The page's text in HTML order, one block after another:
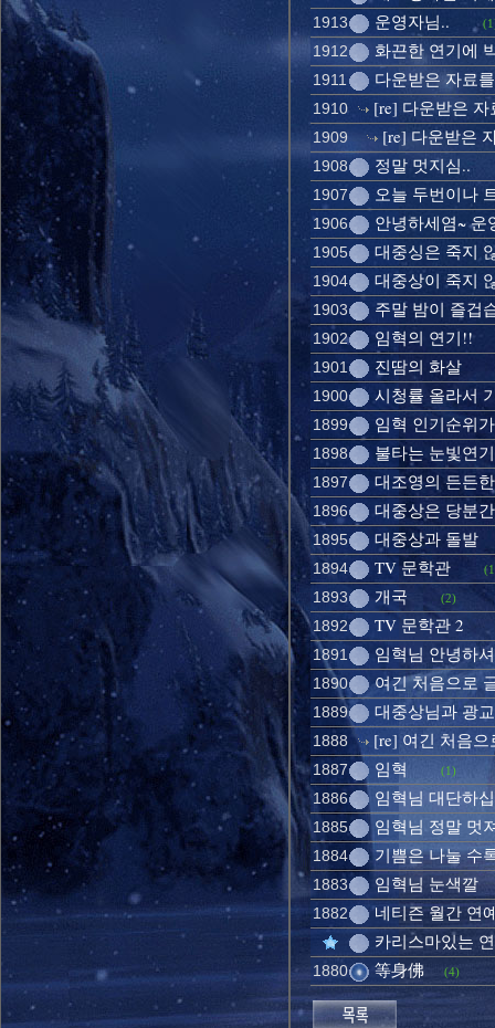
1913 운영자님..
1912 화끈한 연기에
1911 다운받은 자료
1910 [re] 다운받은
1909 [re] 다운받은
1908 정말 멋지심..
1907 오늘 두번이나
1906 안녕하세염~ 운
1905 대중싱은 죽지
1904 대중상이 죽지
1903 주말 밤이 즐겁
1902 임혁의 연기!!
1901 진땀의 화살
1900 시청률 올라서
1899 임혁 인기순위
1898 불타는 눈빛연기
1897 대조영의 든든
1896 대중상은 당분
1895 대중상과 돌발
1894 TV 문학관
1893 개국 (2)
1892 TV 문학관 2
1891 임혁님 안녕하
1890 여긴 처음으로
1889 대중상님과 광
1888 [re] 여긴 처음
1887 임혁 (1)
1886 임혁님 대단하
1885 임혁님 정말 멋
1884 기쁨은 나눌 수
1883 임혁님 눈색깔
1882
네티즌 월간 연
카리스마있는
1880 等身佛 (4)